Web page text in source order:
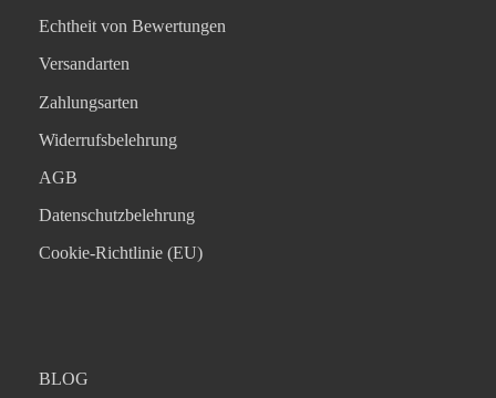
Echtheit von Bewertungen
Versandarten
Zahlungsarten
Widerrufsbelehrung
AGB
Datenschutzbelehrung
Cookie-Richtlinie (EU)
BLOG